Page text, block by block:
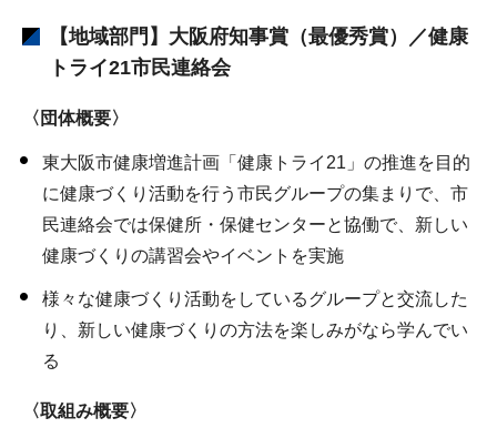
【地域部門】大阪府知事賞（最優秀賞）／健康
トライ21市民連絡会
〈団体概要〉
東大阪市健康増進計画「健康トライ21」の推進を目的
に健康づくり活動を行う市民グループの集まりで、市
民連絡会では保健所・保健センターと協働で、新しい
健康づくりの講習会やイベントを実施
様々な健康づくり活動をしているグループと交流した
り、新しい健康づくりの方法を楽しみがなら学んでい
る
〈取組み概要〉